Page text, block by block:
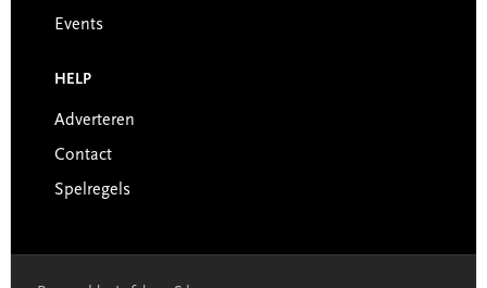
Events
HELP
Adverteren
Contact
Spelregels